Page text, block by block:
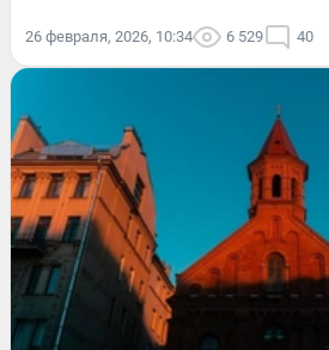
26 февраля, 2026, 10:34 6 529 40